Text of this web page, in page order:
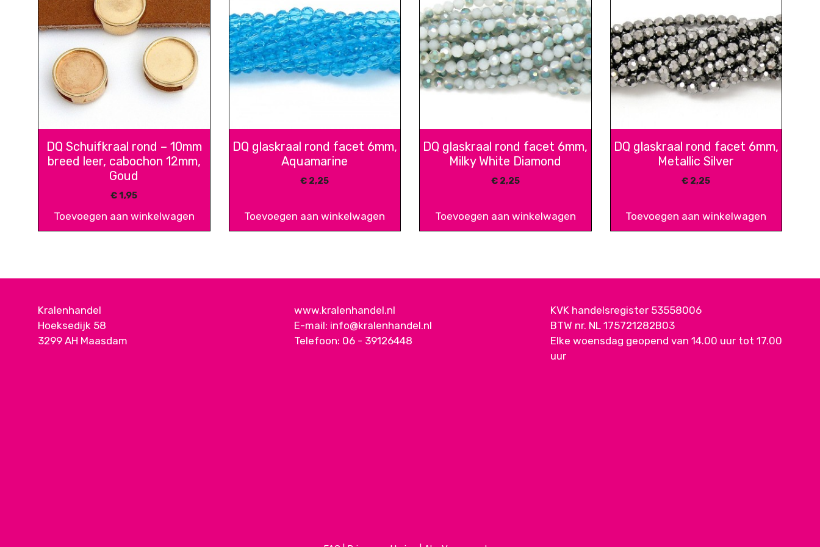
DQ Schuifkraal rond – 10mm
breed leer, cabochon 12mm,
Goud
€1,95
Toevoegen aan winkelwagen
DQ glaskraal rond facet 6mm,
Aquamarine
€ 2,25
Toevoegen aan winkelwagen
DQ glaskraal rond facet 6mm,
Milky White Diamond
€2,25
Toevoegen aan winkelwagen
DQ glaskraal rond facet 6mm,
Metallic Silver
€ 2,25
Toevoegen aan winkelwagen
Kralenhandel
Hoeksedijk 58
3299 AH Maasdam
www.kralenhandel.nl
E-mail: info@kralenhandel.nl
Telefoon: 06 - 39126448
KVK handelsregister 53558006
BTW nr. NL 175721282B03
Elke woensdag geopend van 14.00 uur tot 17.00
uur